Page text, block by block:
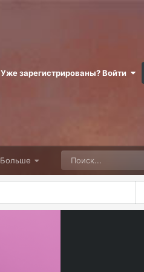
Уже зарегистрированы? Войти
Больше